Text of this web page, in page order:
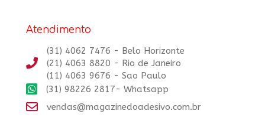
Atendimento
(31) 4062 7476 - Belo Horizonte
(21) 4063 8820 - Rio de Janeiro
(11) 4063 9676 - Sao Paulo
(31) 98226 2817- Whatsapp
vendas@magazinedoadesivo.com.br